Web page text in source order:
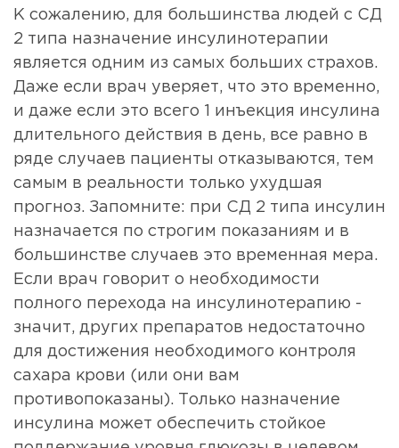
К сожалению, для большинства людей с СД
2 типа назначение инсулинотерапии
является одним из самых больших страхов.
Даже если врач уверяет, что это временно,
и даже если это всего 1 инъекция инсулина
длительного действия в день, все равно в
ряде случаев пациенты отказываются, тем
самым в реальности только ухудшая
прогноз. Запомните: при СД 2 типа инсулин
назначается по строгим показаниям и в
большинстве случаев это временная мера.
Если врач говорит о необходимости
полного перехода на инсулинотерапию -
значит, других препаратов недостаточно
для достижения необходимого контроля
сахара крови (или они вам
противопоказаны). Только назначение
инсулина может обеспечить стойкое